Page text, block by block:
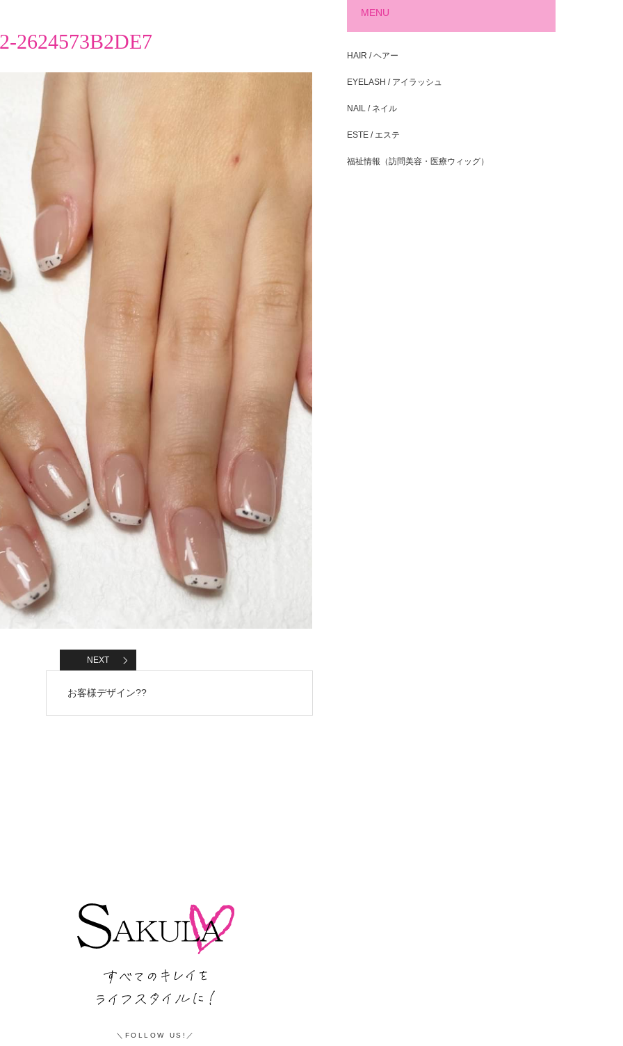
2624573B2DE7
NEXT
お客様デザイン??
MENU
HAIR / ヘアー
EYELASH / アイラッシュ
NAIL / ネイル
ESTE / エステ
福祉情報（訪問美容・医療ウィッグ）
FOLLOW US!